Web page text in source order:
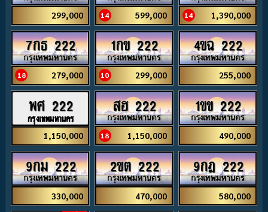
299,000 14 599,000 14 1,390,000
7กธ 222
18 279,000
1กข 222
10 299,000
4ขฉ 222
255,000
พศ 222
กรุงเทพมหานคร
1,150,000
สฮ 222
18 1,150,000
1ขข 222
490,000
9กม 222
330,000
2ขต 222
470,000
9กฎ 222
580,000